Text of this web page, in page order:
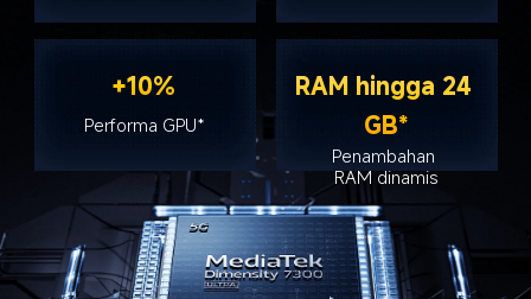
+10%
Performa GPU*
RAM hingga 24
GB*
Penambahan
RAM dinamis